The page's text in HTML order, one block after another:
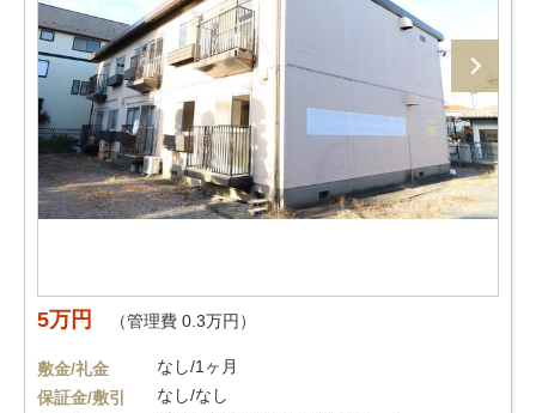
5万円 （管理費 0.3万円）
敷金/礼金
なし/1ヶ月
保証金/敷引
なし/なし